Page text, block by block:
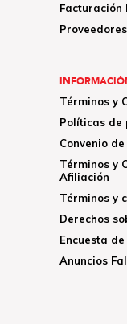
Facturación
Proveedores
Términos y
Políticas de
Convenio
Términos y
Afiliación
Términos y
Derechos
Encuesta
Anuncios